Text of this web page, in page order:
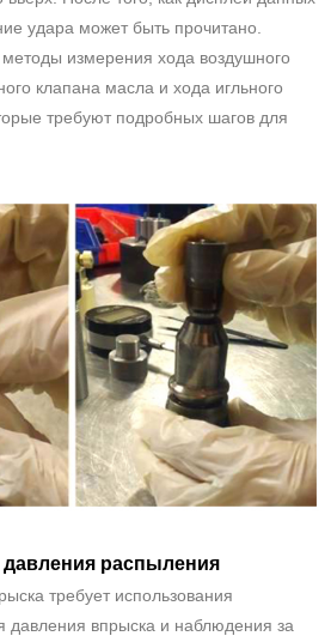
удара может быть прочитано.
измерения хода воздушного
клапана масла и хода игльного
требуют подробных шагов для
распыления
требует использования
давления впрыска и наблюдения за